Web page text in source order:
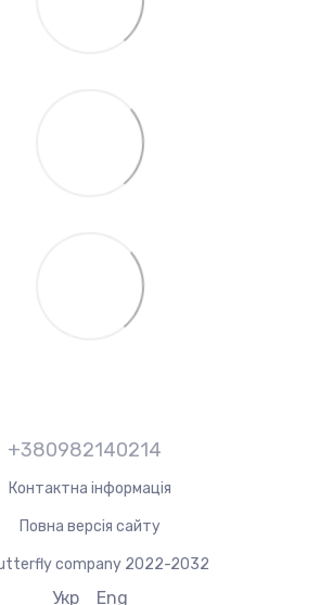
+380982140214
Контактна інформація
Повна версія сайту
company 2022-2032
Укр Eng